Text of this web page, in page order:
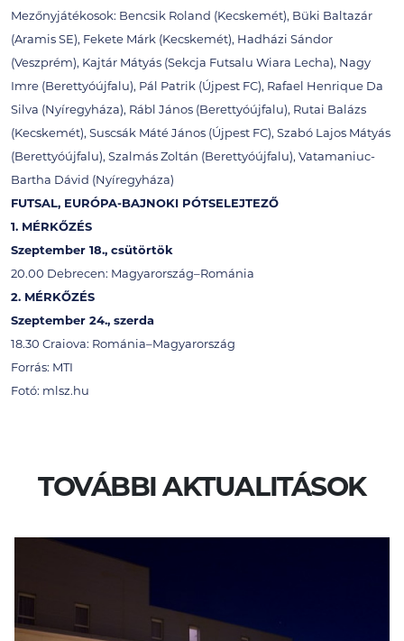
Mezőnyjátékosok: Bencsik Roland (Kecskemét), Büki Baltazár
(Aramis SE), Fekete Márk (Kecskemét), Hadházi Sándor
(Veszprém), Kajtár Mátyás (Sekcja Futsalu Wiara Lecha), Nagy
Imre (Berettyóújfalu), Pál Patrik (Újpest FC), Rafael Henrique Da
Silva (Nyíregyháza), Rábl János (Berettyóújfalu), Rutai Balázs
(Kecskemét), Suscsák Máté János (Újpest FC), Szabó Lajos Mátyás
(Berettyóújfalu), Szalmás Zoltán (Berettyóújfalu), Vatamaniuc-
Bartha Dávid (Nyíregyháza)
FUTSAL, EURÓPA-BAJNOKI PÓTSELEJTEZŐ
1. MÉRKŐZÉS
Szeptember 18., csütörtök
20.00 Debrecen: Magyarország–Románia
2. MÉRKŐZÉS
Szeptember 24., szerda
18.30 Craiova: Románia–Magyarország
Forrás: MTI
Fotó: mlsz.hu
TOVÁBBI AKTUALITÁSOK